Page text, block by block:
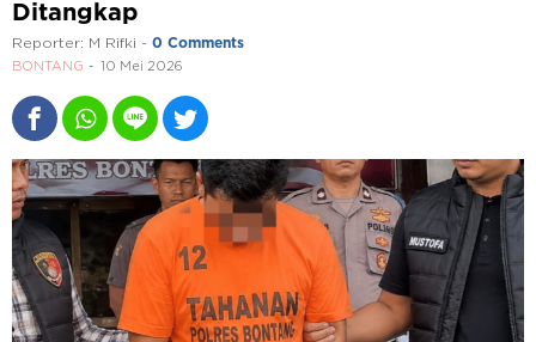
Ditangkap
Reporter: M Rifki - 0 Comments
BONTANG 10 Mei 2026